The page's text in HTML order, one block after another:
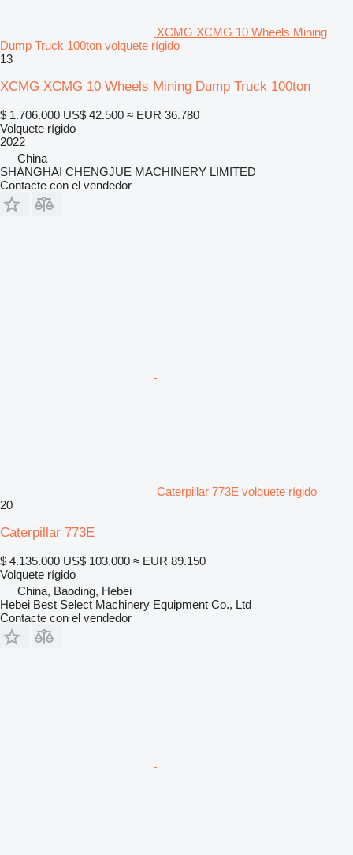
XCMG XCMG 10 Wheels Mining
Dump Truck 100ton volquete rígido
13
XCMG XCMG 10 Wheels Mining Dump Truck 100ton
$ 1.706.000 US$ 42.500 ≈ EUR 36.780
Volquete rígido
2022
China
SHANGHAI CHENGJUE MACHINERY LIMITED
Contacte con el vendedor
Caterpillar 773E volquete rígido
20
Caterpillar 773E
$ 4.135.000 US$ 103.000 ≈ EUR 89.150
Volquete rígido
China, Baoding, Hebei
Hebei Best Select Machinery Equipment Co., Ltd
Contacte con el vendedor